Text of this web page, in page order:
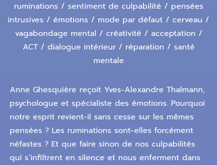
ruminations / sentiment de culpabilité / pensées
intrusives / émotions / mode par défaut / cerveau /
vagabondage mental / créativité / acceptation /
ACT / dialogue intérieur / réparation / santé
mentale
Anne Ghesquière reçoit Yves-Alexandre Thalmann,
psychologue et spécialiste des émotions. Pourquoi
notre esprit revient-il sans cesse sur les mêmes
pensées ? Les ruminations sont-elles forcément
néfastes ? Et que faire sinon de nos culpabilités
qui s’infiltrent en silence et nous enferment dans